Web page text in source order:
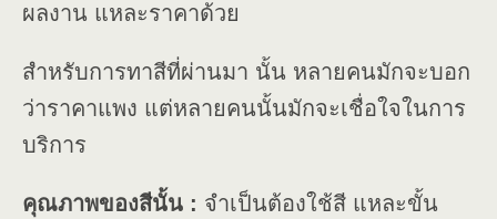
ผลงาน แหละราคาด้วย
สำหรับการทาสีที่ผ่านมา นั้น หลายคนมักจะบอก
ว่าราคาแพง แต่หลายคนนั้นมักจะเชื่อใจในการ
บริการ
คุณภาพของสีนั้น : จำเป็นต้องใช้สี แหละขั้น